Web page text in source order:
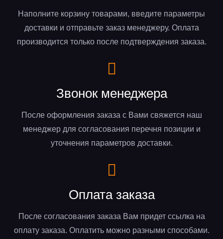
Наполните корзину товарами, введите параметры
доставки и отправьте заказ менеджеру. Оплата
производится только после подтверждения заказа.
Звонок менеджера
После оформления заказа с Вами свяжется наш
менеджер для согласования перечня позиции и
уточнения параметров доставки.
Оплата заказа
После согласования заказа Вам придет ссылка на
оплату заказа. Оплатить можно разными способами.